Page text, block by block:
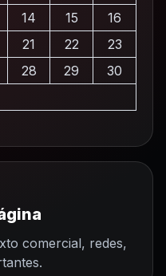
14 15
16
21 22
23
28 29
30
comercial, redes,